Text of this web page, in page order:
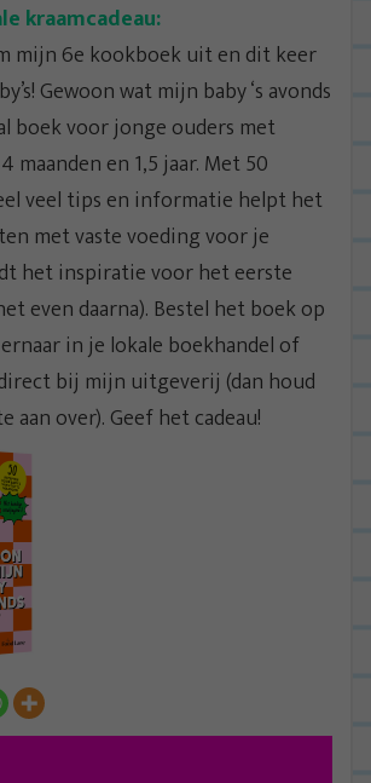
kraamcadeau:
mijn 6e kookboek uit en dit keer
Gewoon wat mijn baby ‘s avonds
boek voor jonge ouders met
maanden en 1,5 jaar. Met 50
veel tips en informatie helpt het
met vaste voeding voor je
het inspiratie voor het eerste
even daarna). Bestel het boek op
in je lokale boekhandel of
bij mijn uitgeverij (dan houd
aan over). Geef het cadeau!